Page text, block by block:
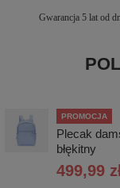
Gwarancja 5 lat od
PROMOCJA
Plecak
błękitny
499,99